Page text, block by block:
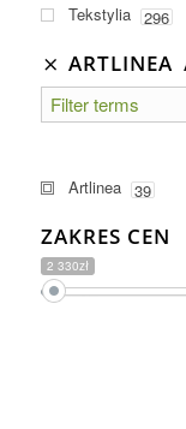
Tekstylia 296
ARTLINEA
Artlinea 39
ZAKRES CEN
2 330zł